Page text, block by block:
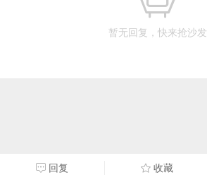
暂无回复，快来抢沙发
回复 收藏